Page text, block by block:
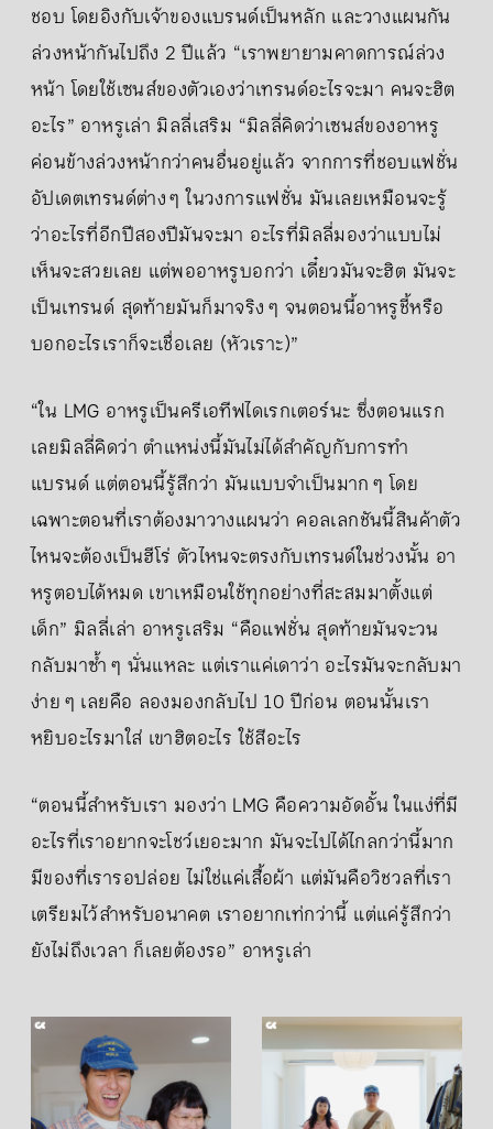
ชอบ โดยอิงกับเจ้าของแบรนด์เป็นหลัก และวางแผนกัน
ล่วงหน้ากันไปถึง 2 ปีแล้ว “เราพยายามคาดการณ์ล่วง
หน้า โดยใช้เซนส์ของตัวเองว่าเทรนด์อะไรจะมา คนจะฮิต
อะไร” อาหรูเล่า มิลลี่เสริม “มิลลี่คิดว่าเซนส์ของอาหรู
ค่อนข้างล่วงหน้ากว่าคนอื่นอยู่แล้ว จากการที่ชอบแฟชั่น
อัปเดตเทรนด์ต่าง ๆ ในวงการแฟชั่น มันเลยเหมือนจะรู้
ว่าอะไรที่อีกปีสองปีมันจะมา อะไรที่มิลลี่มองว่าแบบไม่
เห็นจะสวยเลย แต่พออาหรูบอกว่า เดี๋ยวมันจะฮิต มันจะ
เป็นเทรนด์ สุดท้ายมันก็มาจริง ๆ จนตอนนี้อาหรูชี้หรือ
บอกอะไรเราก็จะเชื่อเลย (หัวเราะ)”
“ใน LMG อาหรูเป็นครีเอทีฟไดเรกเตอร์นะ ซึ่งตอนแรก
เลยมิลลี่คิดว่า ตำแหน่งนี้มันไม่ได้สำคัญกับการทำ
แบรนด์ แต่ตอนนี้รู้สึกว่า มันแบบจำเป็นมาก ๆ โดย
เฉพาะตอนที่เราต้องมาวางแผนว่า คอลเลกชันนี้สินค้าตัว
ไหนจะต้องเป็นฮีโร่ ตัวไหนจะตรงกับเทรนด์ในช่วงนั้น อา
หรูตอบได้หมด เขาเหมือนใช้ทุกอย่างที่สะสมมาตั้งแต่
เด็ก” มิลลี่เล่า อาหรูเสริม “คือแฟชั่น สุดท้ายมันจะวน
กลับมาซ้ำ ๆ นั่นแหละ แต่เราแค่เดาว่า อะไรมันจะกลับมา
ง่าย ๆ เลยคือ ลองมองกลับไป 10 ปีก่อน ตอนนั้นเรา
หยิบอะไรมาใส่ เขาฮิตอะไร ใช้สีอะไร
“ตอนนี้สำหรับเรา มองว่า LMG คือความอัดอั้น ในแง่ที่มี
อะไรที่เราอยากจะโชว์เยอะมาก มันจะไปได้ไกลกว่านี้มาก
มีของที่เรารอปล่อย ไม่ใช่แค่เสื้อผ้า แต่มันคือวิชวลที่เรา
เตรียมไว้สำหรับอนาคต เราอยากเท่กว่านี้ แต่แค่รู้สึกว่า
ยังไม่ถึงเวลา ก็เลยต้องรอ” อาหรูเล่า